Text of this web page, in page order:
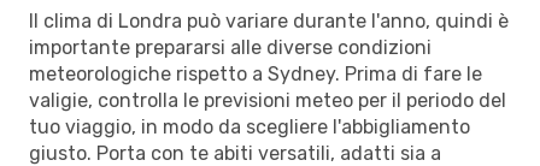
Il clima di Londra può variare durante l'anno, quindi è
importante prepararsi alle diverse condizioni
meteorologiche rispetto a Sydney. Prima di fare le
valigie, controlla le previsioni meteo per il periodo del
tuo viaggio, in modo da scegliere l'abbigliamento
giusto. Porta con te abiti versatili, adatti sia a